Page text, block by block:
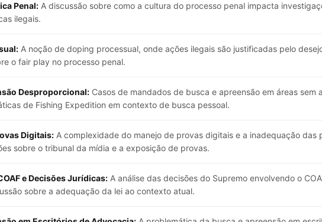
Penal: A discussão sobre como a cultura do processo penal impacta
ilegais.
A noção de doping processual, onde ações ilegais são justificadas pelo
o fair play no processo penal.
Desproporcional: Casos de mandados de busca e apreensão em áreas
de Fishing Expedition em contexto de busca pessoal.
Digitais: A complexidade do manejo de provas digitais e a inadequação das
sobre o tribunal da mídia e a exposição de provas.
e Decisões Jurídicas: A análise das decisões do Supremo envolvendo o
sobre a adequação da lei ao contexto atual.